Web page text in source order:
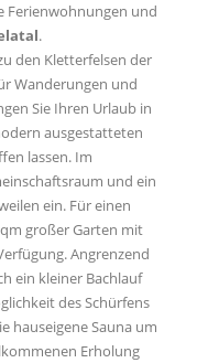
Ferienwohnungen und
.
den Kletterfelsen der
Wanderungen und
Sie Ihren Urlaub in
ausgestatteten
lassen. Im
und ein
ein. Für einen
großer Garten mit
Angrenzend
ein kleiner Bachlauf
des Schürfens
hauseigene Sauna um
Erholung